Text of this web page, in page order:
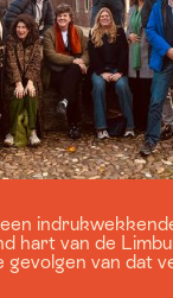
hart van de
gevolgen van dat